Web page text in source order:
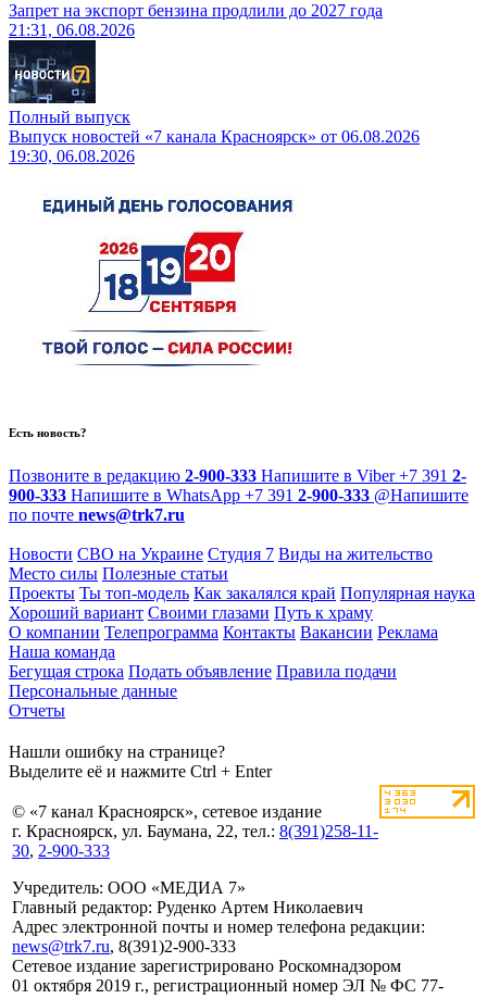
Запрет на экспорт бензина продлили до 2027 года
21:31, 06.08.2026
Полный выпуск
Выпуск новостей «7 канала Красноярск» от 06.08.2026
19:30, 06.08.2026
Есть новость?
Позвоните в редакцию 2-900-333 Напишите в Viber +7 391 2-
900-333 Напишите в WhatsApp +7 391 2-900-333 @Напишите
по почте news@trk7.ru
Новости СВО на Украине Студия 7 Виды на жительство
Место силы Полезные статьи
Проекты Ты топ-модель Как закалялся край Популярная наука
Хороший вариант Своими глазами Путь к храму
О компании Телепрограмма Контакты Вакансии Реклама
Наша команда
Бегущая строка Подать объявление Правила подачи
Персональные данные
Отчеты
Нашли ошибку на странице?
Выделите её и нажмите Ctrl + Enter
© «7 канал Красноярск», сетевое издание
г. Красноярск, ул. Баумана, 22, тел.: 8(391)258-11-
30, 2-900-333
Учредитель: ООО «МЕДИА 7»
Главный редактор: Руденко Артем Николаевич
Адрес электронной почты и номер телефона редакции:
news@trk7.ru, 8(391)2-900-333
Сетевое издание зарегистрировано Роскомнадзором
01 октября 2019 г., регистрационный номер ЭЛ № ФС 77-